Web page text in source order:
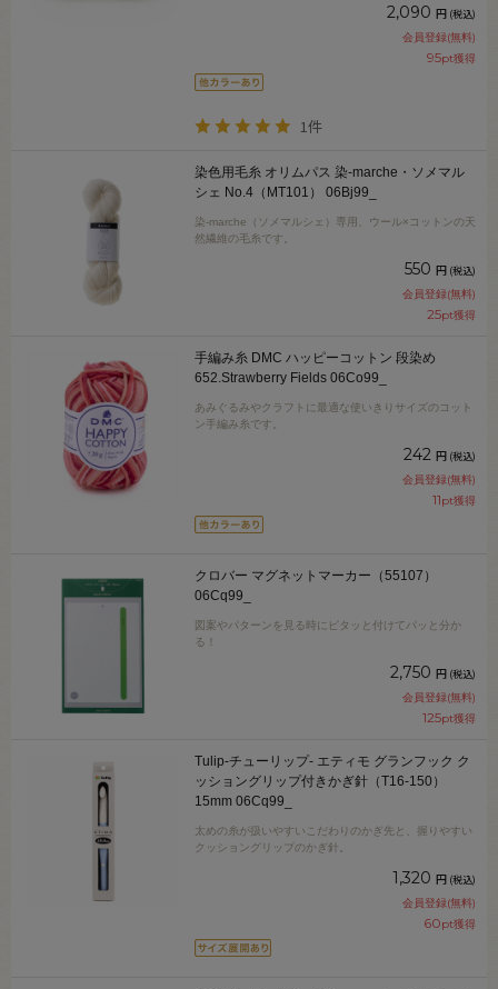
2,090 円 (税込)
会員登録(無料)
95pt獲得
1件
染色用毛糸 オリムパス 染-marche・ソメマル
シェ No.4（MT101） 06Bj99_
染-marche（ソメマルシェ）専用、ウール×コットンの天
然繊維の毛糸です。
550 円 (税込)
会員登録(無料)
25pt獲得
手編み糸 DMC ハッピーコットン 段染め
652.Strawberry Fields 06Co99_
あみぐるみやクラフトに最適な使いきりサイズのコット
ン手編み糸です。
242 円 (税込)
会員登録(無料)
11pt獲得
クロバー マグネットマーカー（55107）
06Cq99_
図案やパターンを見る時にピタッと付けてパッと分か
る！
2,750 円 (税込)
会員登録(無料)
125pt獲得
Tulip-チューリップ- エティモ グランフック ク
ッショングリップ付きかぎ針（T16-150）
15mm 06Cq99_
太めの糸が扱いやすいこだわりのかぎ先と、握りやすい
クッショングリップのかぎ針。
1,320 円 (税込)
会員登録(無料)
60pt獲得